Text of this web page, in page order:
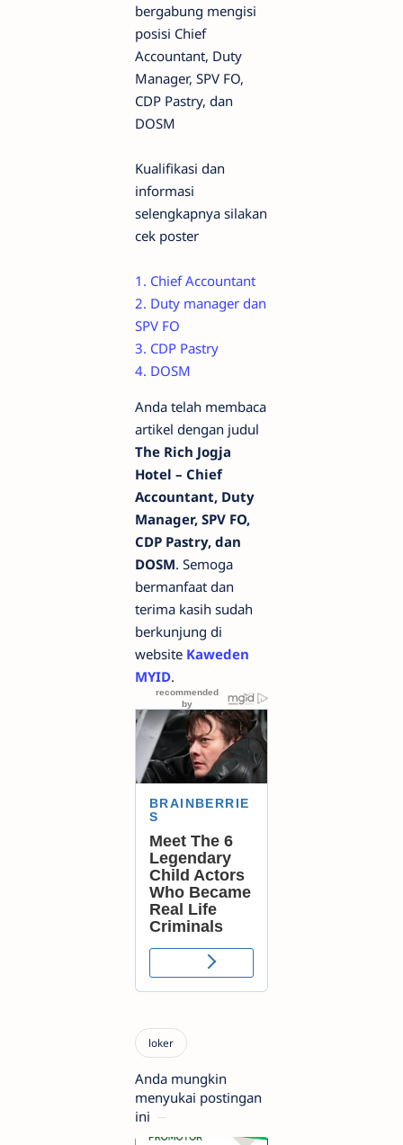
bergabung mengisi
posisi Chief
Accountant, Duty
Manager, SPV FO,
CDP Pastry, dan
DOSM
Kualifikasi dan
informasi
selengkapnya silakan
cek poster
1. Chief Accountant
2. Duty manager dan
SPV FO
3. CDP Pastry
4. DOSM
Anda telah membaca
artikel dengan judul
The Rich Jogja
Hotel – Chief
Accountant, Duty
Manager, SPV FO,
CDP Pastry, dan
DOSM. Semoga
bermanfaat dan
terima kasih sudah
berkunjung di
website Kaweden
MYID.
Anda mungkin
menyukai postingan
ini